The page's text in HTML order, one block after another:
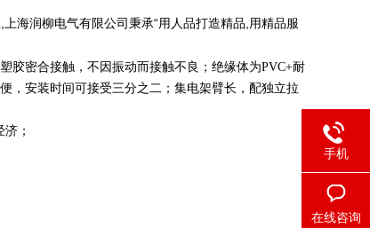
上海润柳电气有限公司秉承“用人品打造精品 用精品服
胶密合接触，不因振动而接触不良；绝缘体为PVC+耐
，安装时间可接受三分之二；集电架臂长，配独立拉
；
手机
在线咨询